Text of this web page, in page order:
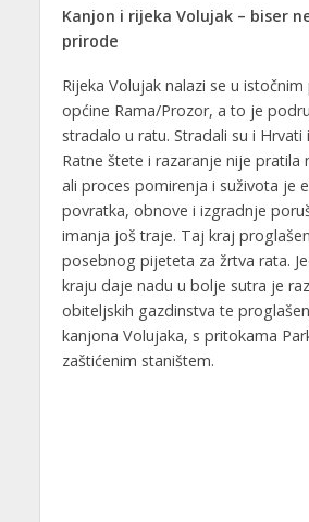
Kanjon i rijeka Volujak – biser
prirode
Rijeka Volujak nalazi se u
općine Rama/Prozor, a to je
stradalo u ratu. Stradali su i Hrvati
Ratne štete i razaranje nije pratila
ali proces pomirenja i suživota je
povratka, obnove i izgradnje
imanja još traje. Taj kraj
posebnog pijeteta za žrtva rata.
kraju daje nadu u bolje sutra je
obiteljskih gazdinstva te
kanjona Volujaka, s pritokama
zaštićenim staništem.